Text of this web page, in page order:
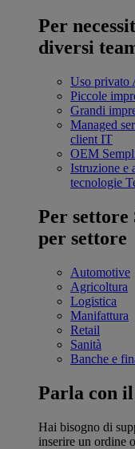
Per
diversi
Uso privato
Piccole
Grandi
Managed
client IT
OEM
Istruzione e
tecnologie
Per settore
per settore
Automotive
Agricoltura
Logistica
Manifattura
Retail
Sanità
Banche e
Parla con
Hai bisogno di
inserire un ordine